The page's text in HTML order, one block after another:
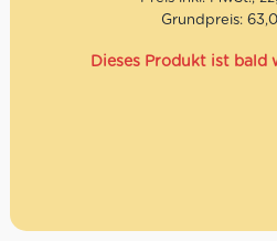
Olivenölen Extra 12% Rabatt
Grundpreis:
Dieses Produkt ist bald